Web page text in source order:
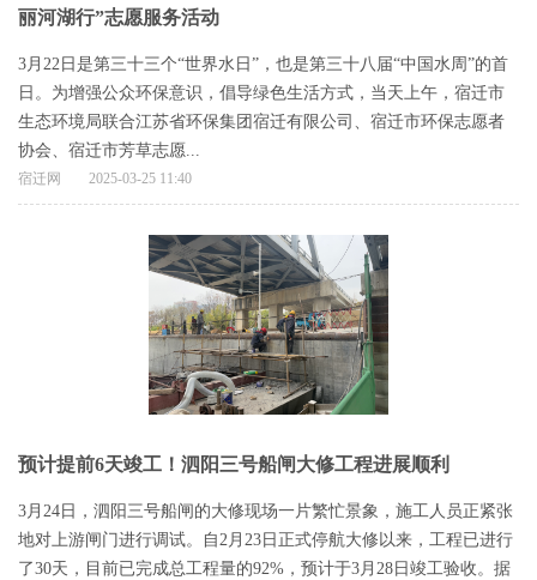
丽河湖行”志愿服务活动
3月22日是第三十三个“世界水日”，也是第三十八届“中国水周”的首
日。为增强公众环保意识，倡导绿色生活方式，当天上午，宿迁市
生态环境局联合江苏省环保集团宿迁有限公司、宿迁市环保志愿者
协会、宿迁市芳草志愿...
宿迁网 2025-03-25 11:40
预计提前6天竣工！泗阳三号船闸大修工程进展顺利
​3月24日，泗阳三号船闸的大修现场一片繁忙景象，施工人员正紧张
地对上游闸门进行调试。自2月23日正式停航大修以来，工程已进行
了30天，目前已完成总工程量的92%，预计于3月28日竣工验收。据